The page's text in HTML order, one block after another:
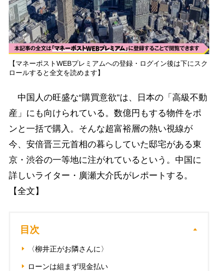
【マネーポストWEBプレミアムへの登録・ログイン後は下にスク
ロールすると全文を読めます】
中国人の旺盛な“購買意欲”は、日本の「高級不動
産」にも向けられている。数億円もする物件をポ
ンと一括で購入。そんな超富裕層の熱い視線が
今、安倍晋三元首相の暮らしていた邸宅がある東
京・渋谷の一等地に注がれているという。中国に
詳しいライター・廣瀬大介氏がレポートする。
【全文】
目次
〈柳井正がお隣さんに〉
ローンは組まず現金払い